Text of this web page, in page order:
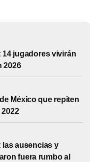
14 jugadores vivirán
2026
México que repiten
las ausencias y
fuera rumbo al